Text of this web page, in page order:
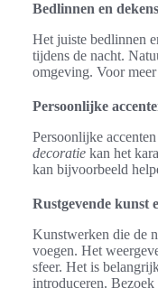
Bedlinnen en dekens
Het juiste bedlinnen
tijdens de nacht.
omgeving. Voor
Persoonlijke
Persoonlijke
decoratie kan het
kan bijvoorbeeld
Rustgevende kunst
Kunstwerken die de
voegen. Het
sfeer. Het is
introduceren.